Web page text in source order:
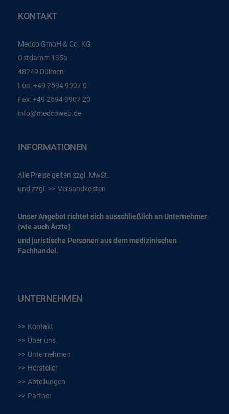
KONTAKT
Medco GmbH & Co. KG
Ostdamm 135a
48249 Dülmen
Fon:+49 2594 9907 0
Fax:+49 2594 9907 20
info@medcoweb.de
INFORMATIONEN
Alle Preise gelten zzgl. MwSt.
und zzgl.
Versandkosten
Unser Angebot richtet sich ausschließlich an Unternehmer
(wie auch Ärzte)
und juristische Personen aus dem medizinischen
Fachhandel.
UNTERNEHMEN
Kontakt
Über uns
Unternehmen
Hersteller
Abteilungen
Partner